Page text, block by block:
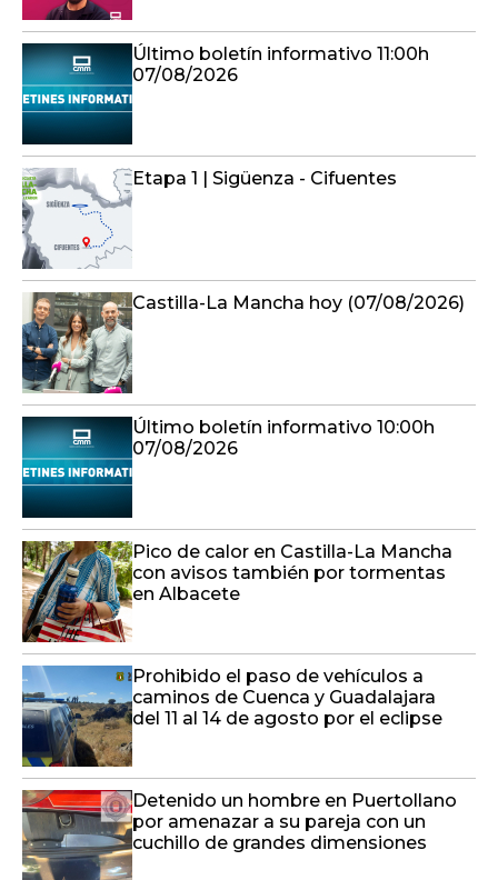
Etapa 1 | Sigüenza - Cifuentes
Castilla-La Mancha hoy (07/08/2026)
Último boletín informativo 10:00h
Pico de calor en Castilla-La Mancha
con avisos también por tormentas
Prohibido el paso de vehículos a
caminos de Cuenca y Guadalajara
del 11 al 14 de agosto por el eclipse
Detenido un hombre en Puertollano
por amenazar a su pareja con un
cuchillo de grandes dimensiones
Colapsa por un incendio una nave
que almacenaba maderas en
Madridejos